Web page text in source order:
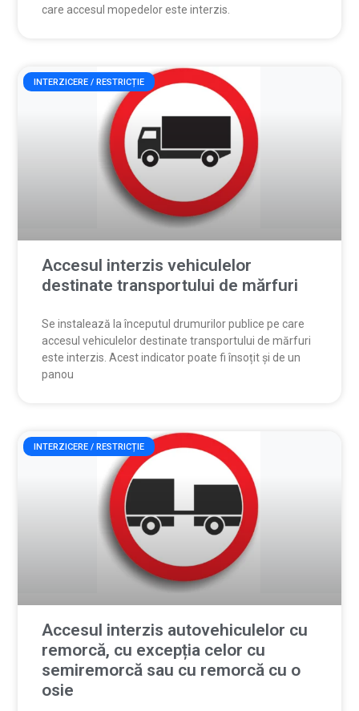
care accesul mopedelor este interzis.
INTERZICERE / RESTRICȚIE
Accesul interzis vehiculelor
destinate transportului de mărfuri
Se instalează la începutul drumurilor publice pe care
accesul vehiculelor destinate transportului de mărfuri
este interzis. Acest indicator poate fi însoțit și de un
panou
INTERZICERE / RESTRICȚIE
Accesul interzis autovehiculelor cu
remorcă, cu excepția celor cu
semiremorcă sau cu remorcă cu o
osie